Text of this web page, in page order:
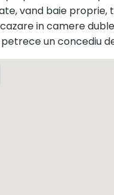
vand baie
in camere
un concediu